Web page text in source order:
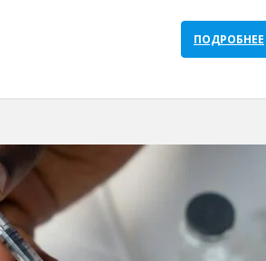
ПОДРОБНЕЕ